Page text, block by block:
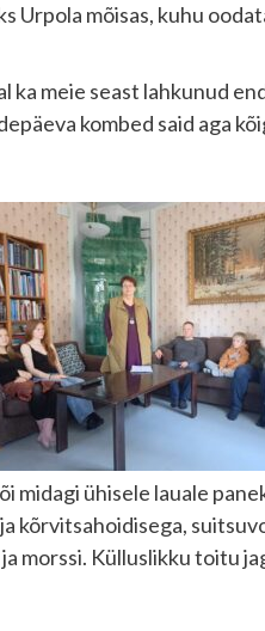
mõisas, kuhu
meie seast lahkunud
kombed said aga
ühisele lauale
kõrvitsahoidisega,
morssi. Külluslikku toitu